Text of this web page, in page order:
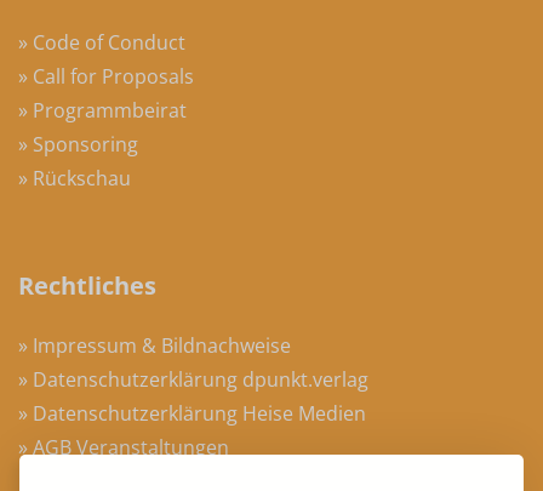
» Code of Conduct
» Call for Proposals
» Programmbeirat
» Sponsoring
» Rückschau
Rechtliches
» Impressum & Bildnachweise
» Datenschutzerklärung dpunkt.verlag
» Datenschutzerklärung Heise Medien
» AGB Veranstaltungen